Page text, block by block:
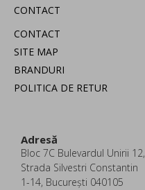
CONTACT
CONTACT
SITE MAP
BRANDURI
POLITICA DE RETUR
Adresă
Bloc 7C Bulevardul Unirii 12,
Strada Silvestri Constantin
1-14, București 040105